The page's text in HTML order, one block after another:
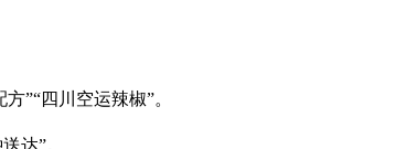
”“四川空运辣椒”。